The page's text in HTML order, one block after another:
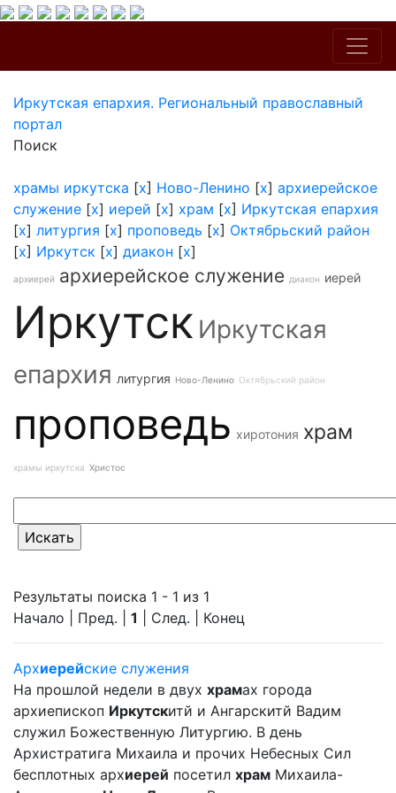
Иркутская епархия. Региональный православный
портал
Поиск
храмы иркутска [x] Ново-Ленино [x] архиерейское
служение [x] иерей [x] храм [x] Иркутская епархия
[x] литургия [x] проповедь [x] Октябрьский район
[x] Иркутск [x] диакон [x]
архиерей архиерейское служение диакон иерей
Иркутск Иркутская
епархия литургия Ново-Ленино Октябрьский район
проповедь хиротония храм
храмы иркутска Христос
Результаты поиска 1 - 1 из 1
Начало | Пред. | 1 | След. | Конец
Архиерейские служения
На прошлой недели в двух храмах города
архиепископ Иркутскитй и Ангарскитй Вадим
служил Божественную Литургию. В день
Архистратига Михаила и прочих Небесных Сил
бесплотных архиерей посетил храм Михаила-